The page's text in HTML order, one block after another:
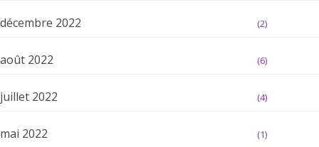
décembre 2022 (2)
août 2022 (6)
juillet 2022 (4)
mai 2022 (1)